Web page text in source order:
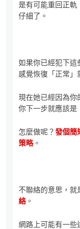
是有可能重回正軌
仔細了。
如果你已經犯下這
感覺恢復「正常」
現在她已經因為你
你下一步就應該是
怎麼做呢？發個簡
策略。
不聯絡的意思，就
絡。
網路上可能有一些